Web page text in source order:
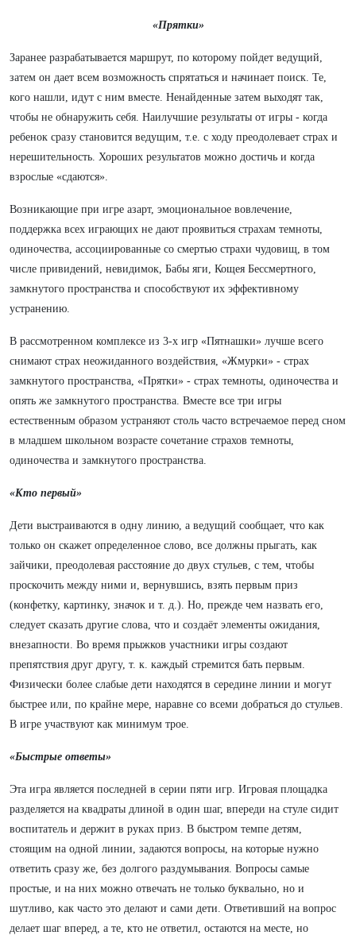
«Прятки»
Заранее разрабатывается маршрут, по которому пойдет ведущий,
затем он дает всем возможность спрятаться и начинает поиск. Те,
кого нашли, идут с ним вместе. Ненайденные затем выходят так,
чтобы не обнаружить себя. Наилучшие результаты от игры - когда
ребенок сразу становится ведущим, т.е. с ходу преодолевает страх и
нерешительность. Хороших результатов можно достичь и когда
взрослые «сдаются».
Возникающие при игре азарт, эмоциональное вовлечение,
поддержка всех играющих не дают проявиться страхам темноты,
одиночества, ассоциированные со смертью страхи чудовищ, в том
числе привидений, невидимок, Бабы яги, Кощея Бессмертного,
замкнутого пространства и способствуют их эффективному
устранению.
В рассмотренном комплексе из 3-х игр «Пятнашки» лучше всего
снимают страх неожиданного воздействия, «Жмурки» - страх
замкнутого пространства, «Прятки» - страх темноты, одиночества и
опять же замкнутого пространства. Вместе все три игры
естественным образом устраняют столь часто встречаемое перед сном
в младшем школьном возрасте сочетание страхов темноты,
одиночества и замкнутого пространства.
«Кто первый»
Дети выстраиваются в одну линию, а ведущий сообщает, что как
только он скажет определенное слово, все должны прыгать, как
зайчики, преодолевая расстояние до двух стульев, с тем, чтобы
проскочить между ними и, вернувшись, взять первым приз
(конфетку, картинку, значок и т. д.). Но, прежде чем назвать его,
следует сказать другие слова, что и создаёт элементы ожидания,
внезапности. Во время прыжков участники игры создают
препятствия друг другу, т. к. каждый стремится бать первым.
Физически более слабые дети находятся в середине линии и могут
быстрее или, по крайне мере, наравне со всеми добраться до стульев.
В игре участвуют как минимум трое.
«Быстрые ответы»
Эта игра является последней в серии пяти игр. Игровая площадка
разделяется на квадраты длиной в один шаг, впереди на стуле сидит
воспитатель и держит в руках приз. В быстром темпе детям,
стоящим на одной линии, задаются вопросы, на которые нужно
ответить сразу же, без долгого раздумывания. Вопросы самые
простые, и на них можно отвечать не только буквально, но и
шутливо, как часто это делают и сами дети. Ответивший на вопрос
делает шаг вперед, а те, кто не ответил, остаются на месте, но